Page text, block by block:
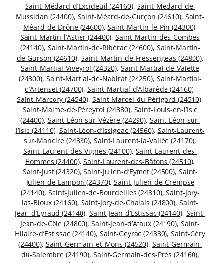
Saint-Médard-d’Excideuil (24160), Saint-Médard-de-
Mussidan (24400), Saint-Méard-de-Gurçon (24610), Saint-
Méard-de-Drône (24600), Saint-Martin-le-Pin (24300),
Saint-Martin-l’Astier (24400), Saint-Martin-des-Combes
(24140), Saint-Martin-de-Ribérac (24600), Saint-Martin-
de-Gurson (24610), Saint-Martin-de-Fressengeas (24800),
Saint-Martial-Viveyrol (24320), Saint-Martial-de-Valette
(24300), Saint-Martial-de-Nabirat (24250), Saint-Martial-
d’Artenset (24700), Saint-Martial-d’Albarède (24160),
Saint-Marcory (24540), Saint-Marcel-du-Périgord (24510),
Saint-Maime-de-Péreyrol (24380), Saint-Louis-en-l’Isle
(24400), Saint-Léon-sur-Vézère (24290), Saint-Léon-sur-
l’Isle (24110), Saint-Léon-d’Issigeac (24560), Saint-Laurent-
sur-Manoire (24330), Saint-Laurent-la-Vallée (24170),
Saint-Laurent-des-Vignes (24100), Saint-Laurent-des-
Hommes (24400), Saint-Laurent-des-Bâtons (24510),
Saint-Just (24320), Saint-Julien-d’Eymet (24500), Saint-
Julien-de-Lampon (24370), Saint-Julien-de-Crempse
(24140), Saint-Julien-de-Bourdeilles (24310), Saint-Jory-
las-Bloux (24160), Saint-Jory-de-Chalais (24800), Saint-
Jean-d’Eyraud (24140), Saint-Jean-d’Estissac (24140), Saint-
Jean-de-Côle (24800), Saint-Jean-d’Ataux (24190), Saint-
Hilaire-d’Estissac (24140), Saint-Geyrac (24330), Saint-Géry
(24400), Saint-Germain-et-Mons (24520), Saint-Germain-
du-Salembre (24190), Saint-Germain-des-Prés (24160),